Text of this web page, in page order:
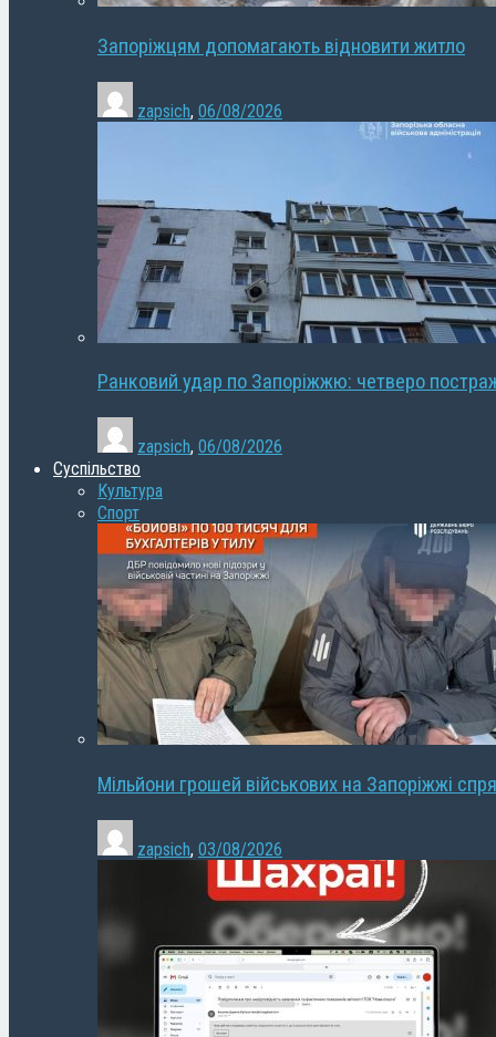
Запоріжцям допомагають відновити житло
zapsich, 06/08/2026
Ранковий удар по Запоріжжю: четверо
zapsich, 06/08/2026
Суспільство
Культура
Спорт
Мільйони грошей військових на Запоріжжі
zapsich, 03/08/2026